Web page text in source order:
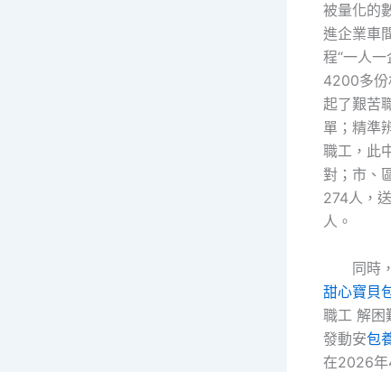
被量化的
進企業車
程“一人一
4200多份
起了艱苦
單；精準
職工，此
對；市、
274人，
人。
同時
甜心寶貝
職工 解困
發動安包
在2026年